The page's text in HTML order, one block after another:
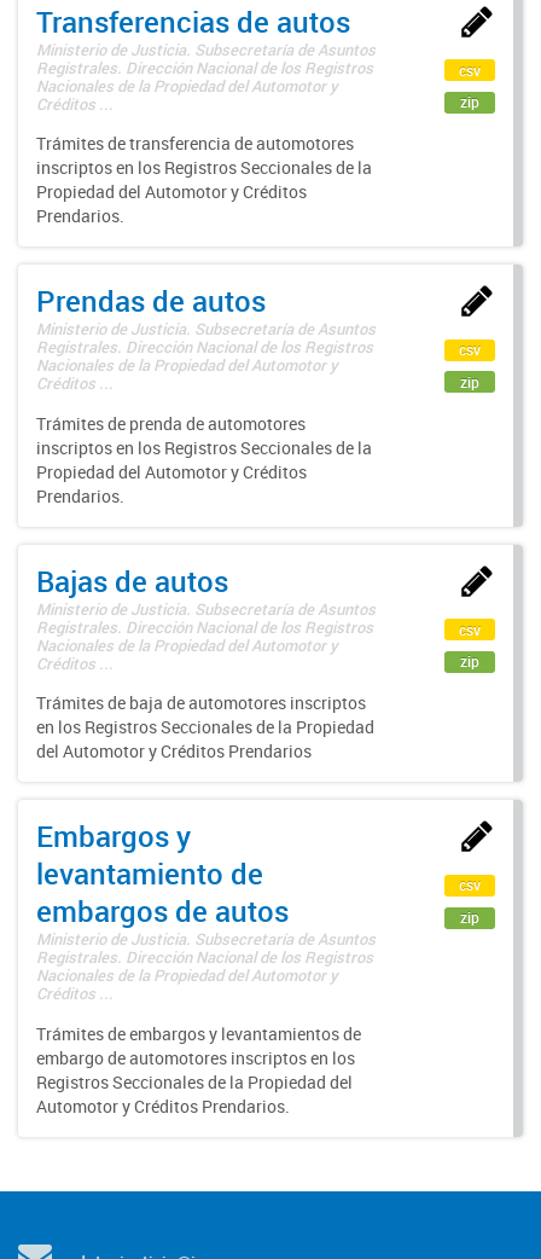
Transferencias de autos
Ministerio de Justicia. Subsecretaría de Asuntos
Registrales. Dirección Nacional de los Registros
Nacionales de la Propiedad del Automotor y
Créditos ...
Trámites de transferencia de automotores
inscriptos en los Registros Seccionales de la
Propiedad del Automotor y Créditos
Prendarios.
csv
zip
Prendas de autos
Ministerio de Justicia. Subsecretaría de Asuntos
Registrales. Dirección Nacional de los Registros
Nacionales de la Propiedad del Automotor y
Créditos ...
Trámites de prenda de automotores
inscriptos en los Registros Seccionales de la
Propiedad del Automotor y Créditos
Prendarios.
csv
zip
Bajas de autos
Ministerio de Justicia. Subsecretaría de Asuntos
Registrales. Dirección Nacional de los Registros
Nacionales de la Propiedad del Automotor y
Créditos ...
Trámites de baja de automotores inscriptos
en los Registros Seccionales de la Propiedad
del Automotor y Créditos Prendarios
csv
zip
Embargos y
levantamiento de
embargos de autos
Ministerio de Justicia. Subsecretaría de Asuntos
Registrales. Dirección Nacional de los Registros
Nacionales de la Propiedad del Automotor y
Créditos ...
Trámites de embargos y levantamientos de
embargo de automotores inscriptos en los
Registros Seccionales de la Propiedad del
Automotor y Créditos Prendarios.
csv
zip